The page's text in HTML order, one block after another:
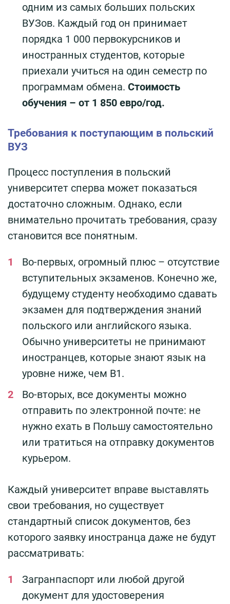
одним из самых больших польских
ВУЗов. Каждый год он принимает
порядка 1 000 первокурсников и
иностранных студентов, которые
приехали учиться на один семестр по
программам обмена. Стоимость
обучения – от 1 850 евро/год.
Требования к поступающим в польский
ВУЗ
Процесс поступления в польский
университет сперва может показаться
достаточно сложным. Однако, если
внимательно прочитать требования, сразу
становится все понятным.
Во-первых, огромный плюс – отсутствие
вступительных экзаменов. Конечно же,
будущему студенту необходимо сдавать
экзамен для подтверждения знаний
польского или английского языка.
Обычно университеты не принимают
иностранцев, которые знают язык на
уровне ниже, чем В1.
Во-вторых, все документы можно
отправить по электронной почте: не
нужно ехать в Польшу самостоятельно
или тратиться на отправку документов
курьером.
Каждый университет вправе выставлять
свои требования, но существует
стандартный список документов, без
которого заявку иностранца даже не будут
рассматривать:
Загранпаспорт или любой другой
документ для удостоверения